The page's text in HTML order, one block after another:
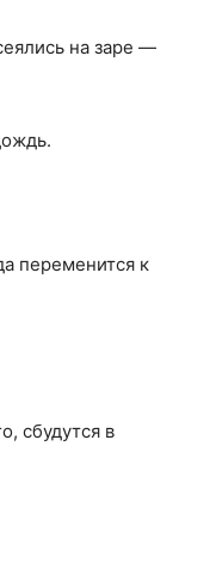
на заре —
переменится к
сбудутся в